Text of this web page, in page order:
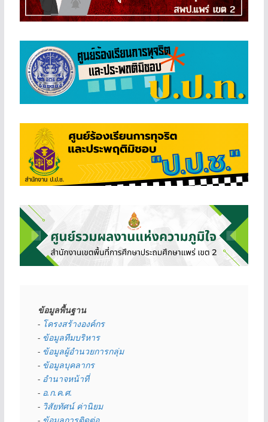
ข้อมูลพื้นฐาน
- โครงสร้างองค์กร
- ข้อมูลทีมบริหาร
- ข้อมูลผู้อำนวยการกลุ่ม
- ข้อมูลบุคลากร
- อำนาจหน้าที่
- อ.ก.ค.ศ.
- วิสัยทัศน์ ค่านิยม